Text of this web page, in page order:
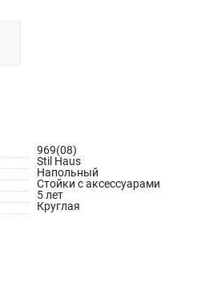
969(08)
Stil Haus
Напольный
Стойки с аксессуарами
5 лет
Круглая